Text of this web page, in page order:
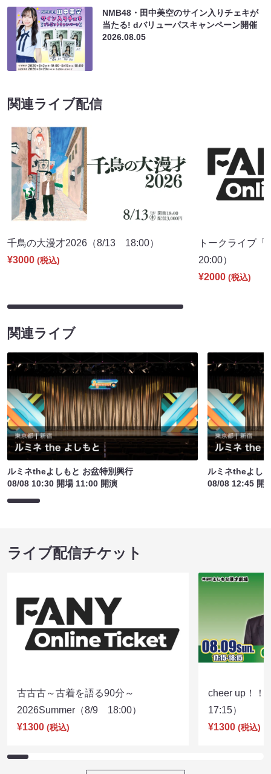
NMB48・田中美空のサイン入りチェキが
当たる! dバリューパスキャンペーン開催
2026.08.05
関連ライブ配信
千鳥の大漫才2026（8/13 18:00）
¥3000 (税込)
トークライブ
20:00）
¥2000 (税込)
関連ライブ
ルミネtheよしもと お盆特別興行
08/08 10:30 開場 11:00 開演
ルミネtheよし
08/08 12:45 開
ライブ配信チケット
古古古～古着を語る90分～
2026Summer（8/9 18:00）
¥1300 (税込)
cheer up！
17:15）
¥1300 (税込)